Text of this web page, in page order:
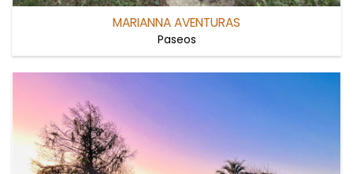
MARIANNA AVENTURAS
Paseos